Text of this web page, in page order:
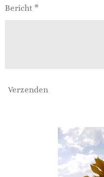
Bericht *
Verzenden